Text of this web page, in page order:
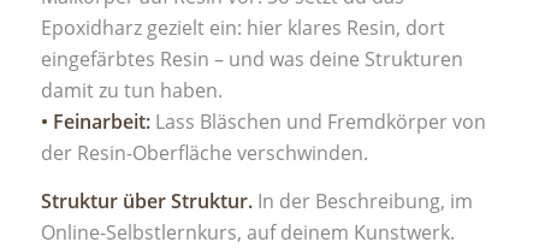
Epoxidharz gezielt ein: hier klares Resin, dort
eingefärbtes Resin – und was deine Strukturen
damit zu tun haben.
• Feinarbeit:Lass Bläschen und Fremdkörper von
der Resin-Oberfläche verschwinden.
Struktur über Struktur.In der Beschreibung, im
Online-Selbstlernkurs, auf deinem Kunstwerk.